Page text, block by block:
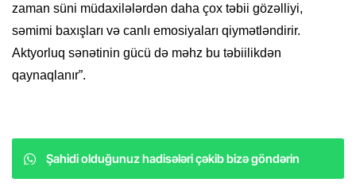
zaman süni müdaxilələrdən daha çox təbii gözəlliyi,
səmimi baxışları və canlı emosiyaları qiymətləndirir.
Aktyorluq sənətinin gücü də məhz bu təbiilikdən
qaynaqlanır”.
Şahidi olduğunuz hadisələri çəkib bizə göndərin